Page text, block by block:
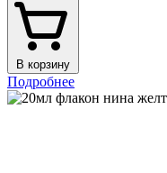
В корзину
Подробнее